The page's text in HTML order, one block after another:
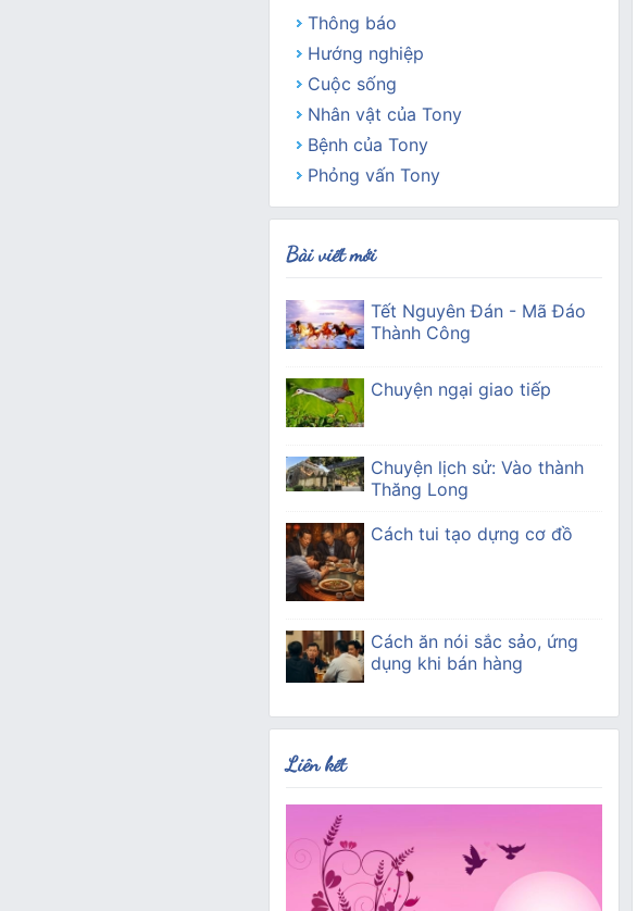
Thông báo
Hướng nghiệp
Cuộc sống
Nhân vật của Tony
Bệnh của Tony
Phỏng vấn Tony
Bài viết mới
Tết Nguyên Đán - Mã Đáo
Thành Công
Chuyện ngại giao tiếp
Chuyện lịch sử: Vào thành
Thăng Long
Cách tui tạo dựng cơ đồ
Cách ăn nói sắc sảo, ứng
dụng khi bán hàng
Liên kết